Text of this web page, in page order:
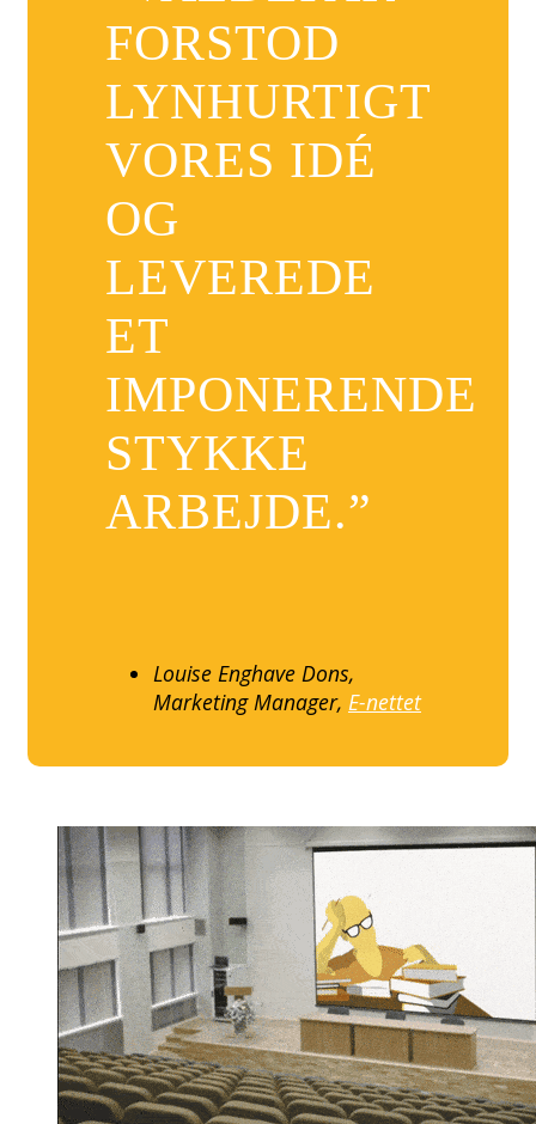
FORSTOD
LYNHURTIGT
VORES IDÉ
OG
LEVEREDE
ET
IMPONERENDE
STYKKE
ARBEJDE.”
Louise Enghave Dons,
Marketing Manager, E-nettet